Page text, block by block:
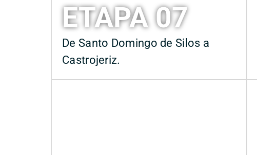
ETAPA 07
De Santo Domingo de Silos a
Castrojeriz.